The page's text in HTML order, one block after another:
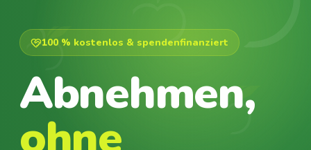
100 % kostenlos & spendenfinanziert
Abnehmen,